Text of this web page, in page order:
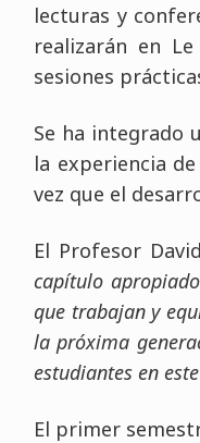
lecturas y
realizarán en
sesiones
Se ha integrado
la experiencia
vez que el
El Profesor
capítulo
que trabajan y
la próxima
estudiantes en
El primer